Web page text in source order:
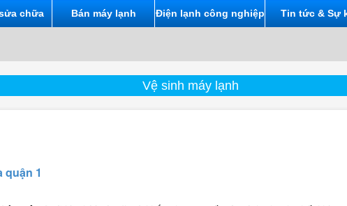
chữa Bán máy lạnh Điện lạnh công nghiệp Tin tức & Sự
Vệ sinh máy lạnh
quận 1